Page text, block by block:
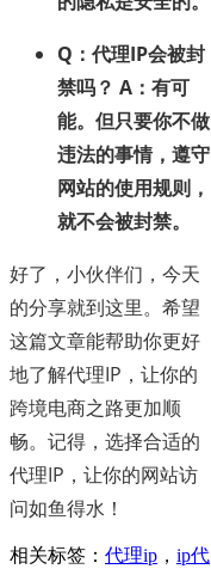
Q：代理IP会被封
禁吗？ A：有可
能。但只要你不做
违法的事情，遵守
网站的使用规则，
就不会被封禁。
好了，小伙伴们，今天
的分享就到这里。希望
这篇文章能帮助你更好
地了解代理IP，让你的
跨境电商之路更加顺
畅。记得，选择合适的
代理IP，让你的网站访
问如鱼得水！
相关标签： 代理ip ， ip代